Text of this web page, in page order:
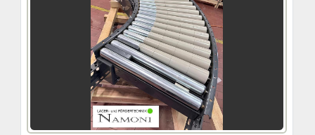
Abholadresse: Industriestraße 5 (47918 Tönisvorst)